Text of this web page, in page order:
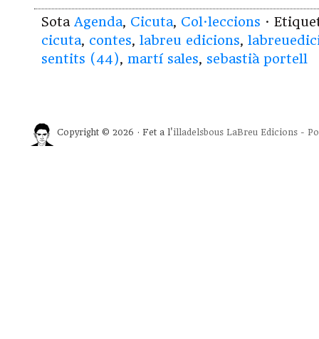
Sota Agenda, Cicuta, Col·leccions ·
cicuta, contes, labreu edicions,
sentits (44), martí sales, sebastià portell
Copyright © 2026 · Fet a l'illadelsbous LaBreu Edicions -